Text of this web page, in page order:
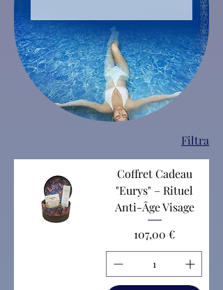
Filtra
Coffret Cadeau
"Eurys" – Rituel
Anti-Âge Visage
Prezzo
107,00 €